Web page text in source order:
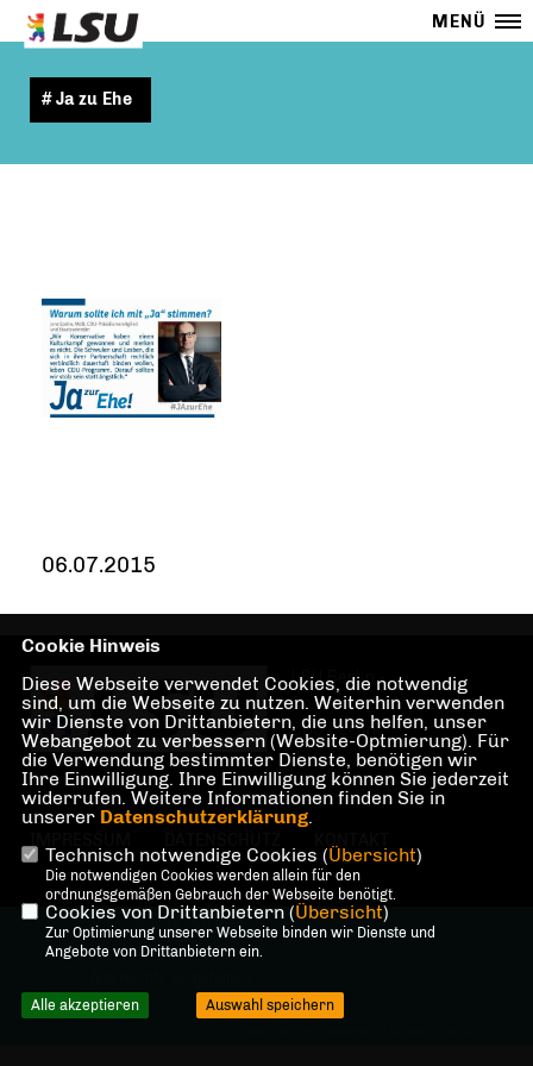
MENÜ
# Ja zu Ehe
06.07.2015
LSU Berlin -
Sonderorganisation der
CDU Berlin
@2026 LSU Berlin
c/o CDU Berlin
Cookie Hinweis
Diese Webseite verwendet Cookies, die notwendig
sind, um die Webseite zu nutzen. Weiterhin verwenden
wir Dienste von Drittanbietern, die uns helfen, unser
Webangebot zu verbessern (Website-Optmierung). Für
die Verwendung bestimmter Dienste, benötigen wir
Ihre Einwilligung. Ihre Einwilligung können Sie jederzeit
widerrufen. Weitere Informationen finden Sie in
unserer Datenschutzerklärung.
Technisch notwendige Cookies (Übersicht)
Die notwendigen Cookies werden allein für den
ordnungsgemäßen Gebrauch der Webseite benötigt.
Cookies von Drittanbietern (Übersicht)
Zur Optimierung unserer Webseite binden wir Dienste und
Angebote von Drittanbietern ein.
Alle akzeptieren Auswahl speichern